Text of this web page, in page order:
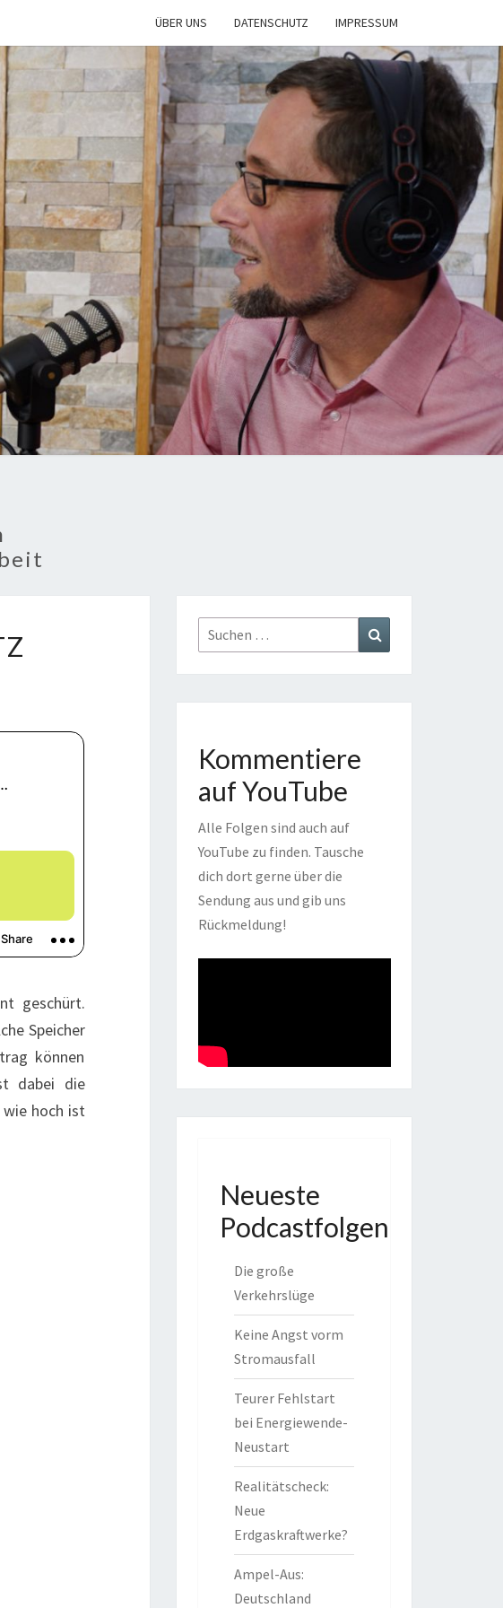
ÜBER UNS DATENSCHUTZ IMPRESSUM
IST
Und
– Der
Zur
Und
Und
Und
geschürt.
Speicher
können
dabei die
wie hoch ist
Suchen
nach:
Kommentiere
auf YouTube
Alle Folgen sind auch auf
YouTube zu finden. Tausche
dich dort gerne über die
Sendung aus und gib uns
Rückmeldung!
Neueste
Podcastfolgen
Die große
Verkehrslüge
Keine Angst vorm
Stromausfall
Teurer Fehlstart
bei Energiewende-
Neustart
Realitätscheck:
Neue
Erdgaskraftwerke?
Ampel-Aus:
Deutschland